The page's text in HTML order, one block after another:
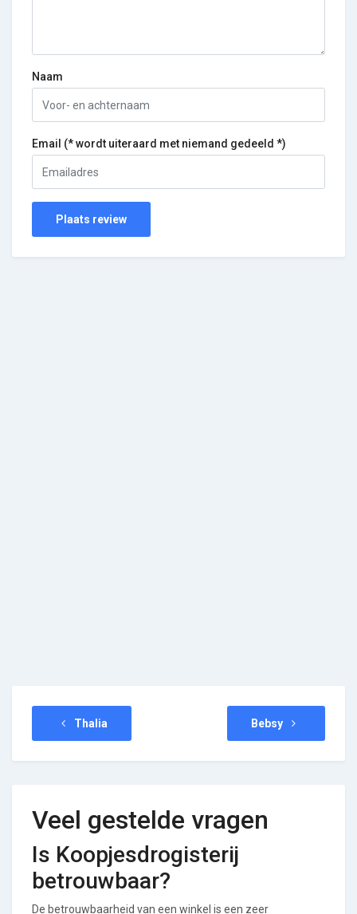
Naam
Email (* wordt uiteraard met niemand gedeeld *)
Plaats review
Thalia Bebsy
Veel gestelde vragen
Is Koopjesdrogisterij
betrouwbaar?
De betrouwbaarheid van een winkel is een zeer